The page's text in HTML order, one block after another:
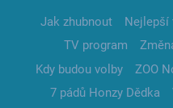
Jak zhubnout Nejlepší
TV program
Kdy budou volby
ZOO
7 pádů Honzy Dědka